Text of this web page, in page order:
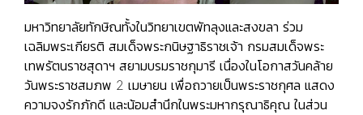
มหาวิทยาลัยทักษิณทั้งในวิทยาเขตพัทลุงและสงขลา ร่วม
เฉลิมพระเกียรติ สมเด็จพระกนิษฐาธิราชเจ้า กรมสมเด็จพระ
เทพรัตนราชสุดาฯ สยามบรมราชกุมารี เนื่องในโอกาสวันคล้าย
วันพระราชสมภพ 2 เมษายน เพื่อถวายเป็นพระราชกุศล แสดง
ความจงรักภักดี และน้อมสำนึกในพระมหากรุณาธิคุณ ในส่วน